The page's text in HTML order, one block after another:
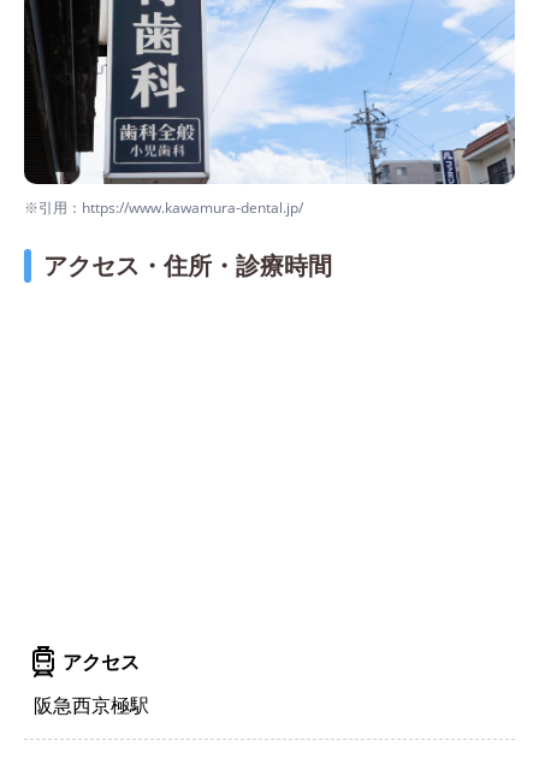
※引用：https://www.kawamura-dental.jp/
アクセス・住所・診療時間
アクセス
阪急西京極駅